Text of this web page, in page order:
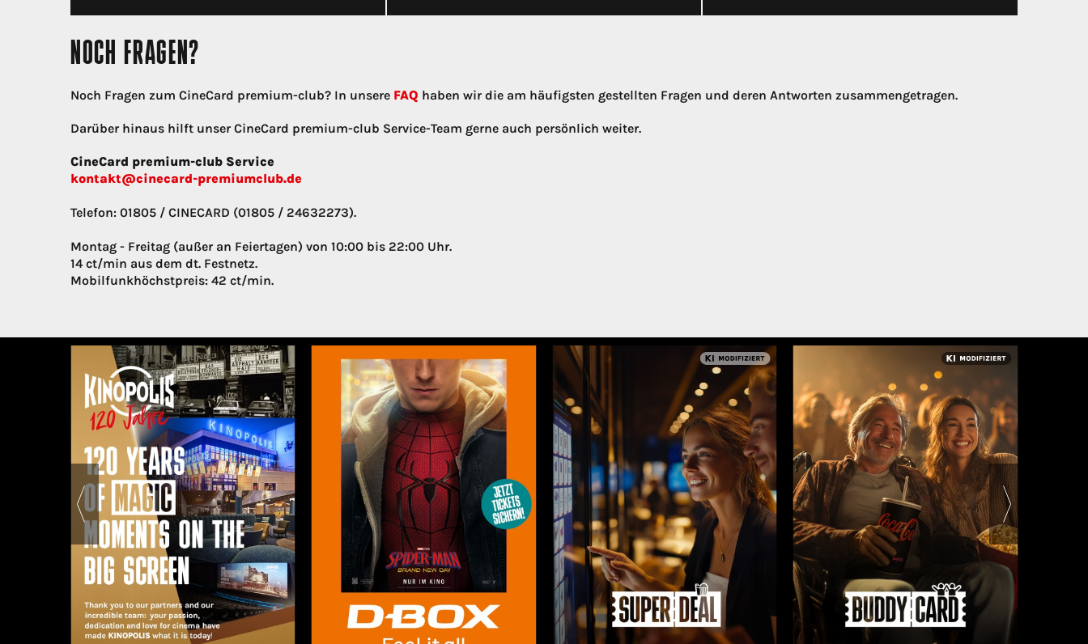
NOCH FRAGEN?
Noch Fragen zum CineCard premium-club? In unsere FAQ haben wir die am häufigsten gestellten Fragen und deren Antworten zusammengetragen.
Darüber hinaus hilft unser CineCard premium-club Service-Team gerne auch persönlich weiter.
CineCard premium-club Service
kontakt@cinecard-premiumclub.de
Telefon: 01805 / CINECARD (01805 / 24632273).
Montag - Freitag (außer an Feiertagen) von 10:00 bis 22:00 Uhr.
14 ct/min aus dem dt. Festnetz.
Mobilfunkhöchstpreis: 42 ct/min.